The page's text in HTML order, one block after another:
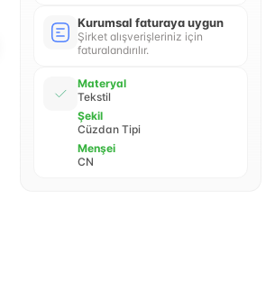
Kurumsal faturaya uygun
Şirket alışverişleriniz için
faturalandırılır.
Materyal
Tekstil
Şekil
Cüzdan Tipi
Menşei
CN